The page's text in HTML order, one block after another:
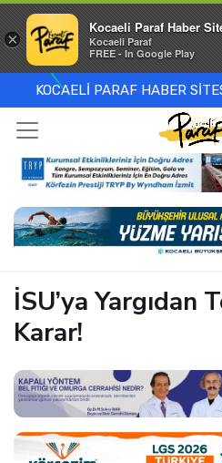
KOCAELİ PARAF HABER
İSU’ya Yargıdan
Karar!
×
Kocaeli Paraf Haber
Kocaeli Paraf
FREE - In Google Play